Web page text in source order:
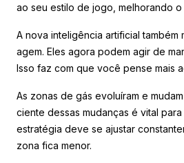
ao seu estilo de jogo, melhorando
A nova inteligência artificial também
agem. Eles agora podem agir de
Isso faz com que você pense mais
As zonas de gás evoluíram e
ciente dessas mudanças é vital
estratégia deve se ajustar
zona fica menor.